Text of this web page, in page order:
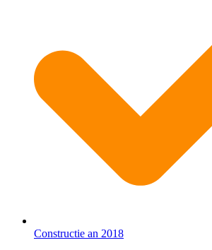
Constructie an 2018